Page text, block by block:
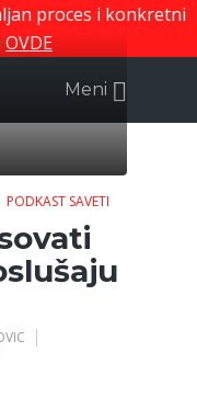
proces i konkretni
OVDE
Meni
PODKAST SAVETI